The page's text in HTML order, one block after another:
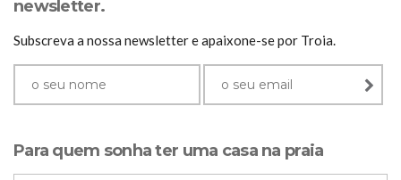
newsletter.
Subscreva a nossa newsletter e apaixone-se por Troia.
Para quem sonha ter uma casa na praia